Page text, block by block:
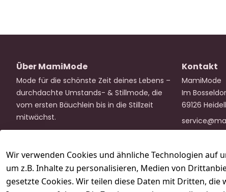
Wir verwenden Cookies und ähnliche Technologien auf
um z.B. Inhalte zu personalisieren, Medien von
gesetzte Cookies. Wir teilen diese Daten mit Dritten,
Über MamiMode
Mode für die schönste Zeit deines Lebens –
durchdachte Umstands- & Stillmode, die
vom ersten Bäuchlein bis in die Stillzeit
mitwächst.
Kontakt
MamiMode
Im
69126
Folge uns